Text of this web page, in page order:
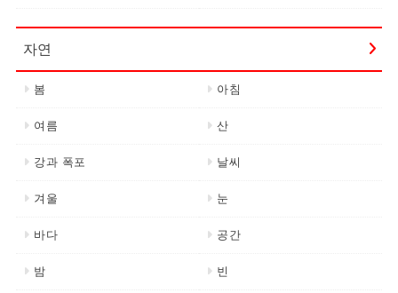
자연
봄 아침
여름 산
강과 폭포 날씨
겨울 눈
바다 공간
밤 빈